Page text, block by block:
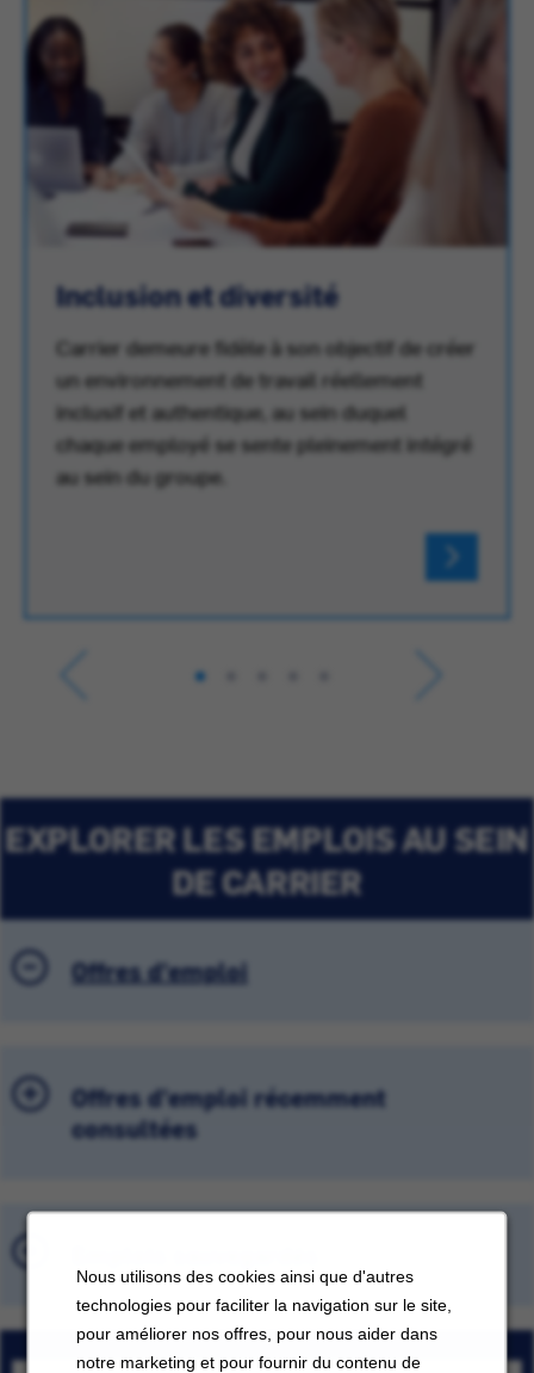
Nous utilisons des cookies ainsi que d'autres
technologies pour faciliter la navigation sur le site,
pour améliorer nos offres, pour nous aider dans
notre marketing et pour fournir du contenu de
Inclusion et diversité
Carrier demeure fidèle à son objectif de créer
un environnement de travail réellement
inclusif et authentique, au sein duquel
chaque employé se sente pleinement intégré
au sein du groupe.
EXPLORER LES EMPLOIS AU SEIN
DE CARRIER
Offres d'emploi
Offres d'emploi récemment
consultées